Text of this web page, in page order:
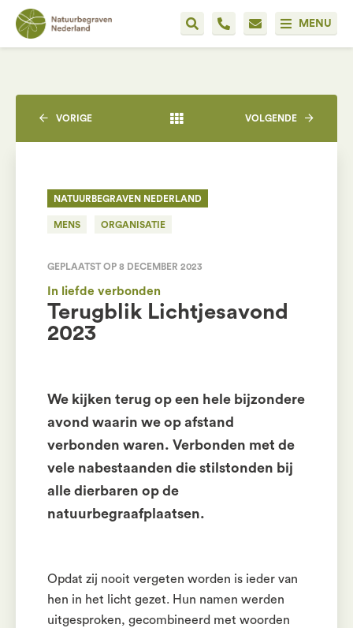
MENU
VORIGE VOLGENDE
NATUURBEGRAVEN NEDERLAND
MENS ORGANISATIE
GEPLAATST OP 8 DECEMBER 2023
In liefde verbonden
Terugblik Lichtjesavond
2023
We kijken terug op een hele bijzondere
avond waarin we op afstand
verbonden waren. Verbonden met de
vele nabestaanden die stilstonden bij
alle dierbaren op de
natuurbegraafplaatsen.
Opdat zij nooit vergeten worden is ieder van
hen in het licht gezet. Hun namen werden
uitgesproken, gecombineerd met woorden